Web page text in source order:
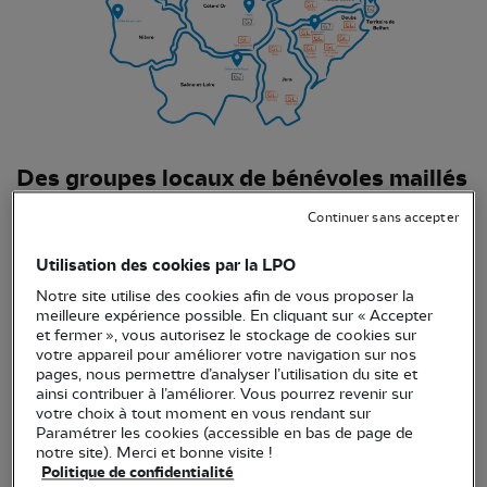
Des groupes locaux de bénévoles maillés
bénévoles, la LPO Bourgogne-Franche-Comté
renforce son ancrage sur le territoire pour toujours
plus de proximité !
Mais un groupe local quésaco ? Il s’agit d’une
initiative de plusieurs adhérents LPO qui se
retrouvent sur un même secteur géographique,
avecl’envie d’échanger leurs idées et de fédérer
Utilisation des cookies par la LPO
Notre site utilise des cookies afin de vous proposer la
meilleure expérience possible. En cliquant sur « Accepter
et fermer », vous autorisez le stockage de cookies sur
votre appareil pour améliorer votre navigation sur nos
pages, nous permettre d’analyser l’utilisation du site et
ainsi contribuer à l’améliorer. Vous pourrez revenir sur
votre choix à tout moment en vous rendant sur
Paramétrer les cookies (accessible en bas de page de
notre site). Merci et bonne visite !
Politique de confidentialité
Continuer sans accepter